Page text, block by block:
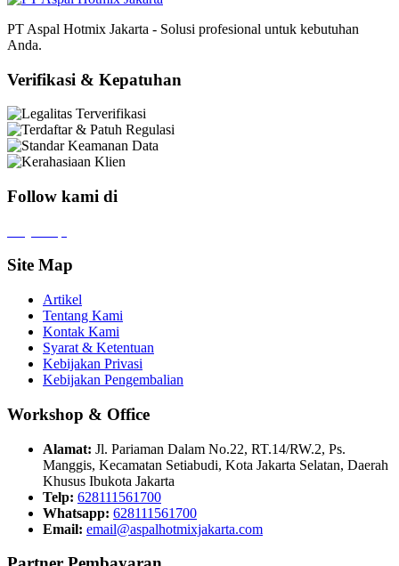
PT Aspal Hotmix Jakarta - Solusi profesional untuk kebutuhan
Anda.
Verifikasi & Kepatuhan
Follow kami di
Site Map
Artikel
Tentang Kami
Kontak Kami
Syarat & Ketentuan
Kebijakan Privasi
Kebijakan Pengembalian
Workshop & Office
Alamat: Jl. Pariaman Dalam No.22, RT.14/RW.2, Ps.
Manggis, Kecamatan Setiabudi, Kota Jakarta Selatan, Daerah
Khusus Ibukota Jakarta
Telp: 628111561700
Whatsapp: 628111561700
Email: email@aspalhotmixjakarta.com